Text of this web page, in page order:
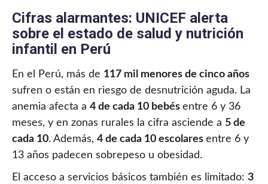
Cifras alarmantes: UNICEF alerta
sobre el estado de salud y nutrición
infantil en Perú
En el Perú, más de 117 mil menores de cinco años
sufren o están en riesgo de desnutrición aguda. La
anemia afecta a 4 de cada 10 bebés entre 6 y 36
meses, y en zonas rurales la cifra asciende a 5 de
cada 10. Además, 4 de cada 10 escolares entre 6 y
13 años padecen sobrepeso u obesidad.
El acceso a servicios básicos también es limitado: 3